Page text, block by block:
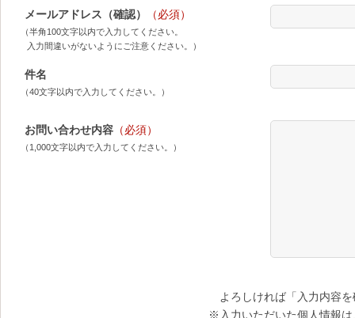
メールアドレス（確認） （必須）
（半角100文字以内で入力してください。
入力間違いがないようにご注意ください。）
件名
（40文字以内で入力してください。）
お問い合わせ内容 （必須）
（1,000文字以内で入力してください。）
よろしければ「入力内容
※入力いただいた個人情報